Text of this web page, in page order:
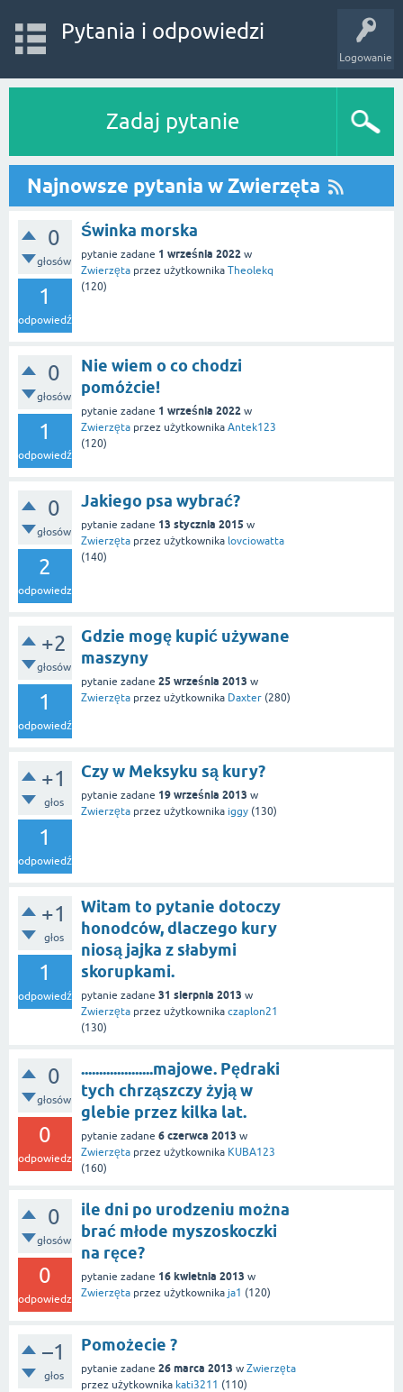
Logowanie
Pytania i odpowiedzi
Zadaj pytanie
Najnowsze pytania w Zwierzęta
0
głosów
1
odpowiedź
Świnka morska
pytanie zadane 1 września 2022 w
Zwierzęta przez użytkownika Theolekq
(120)
0
głosów
1
odpowiedź
Nie wiem o co chodzi
pomóżcie!
pytanie zadane 1 września 2022 w
Zwierzęta przez użytkownika Antek123
(120)
0
głosów
2
odpowiedzi
Jakiego psa wybrać?
pytanie zadane 13 stycznia 2015 w
Zwierzęta przez użytkownika lovciowatta
(140)
+2
głosów
1
odpowiedź
Gdzie mogę kupić używane
maszyny
pytanie zadane 25 września 2013 w
Zwierzęta przez użytkownika Daxter (280)
+1
głos
1
odpowiedź
Czy w Meksyku są kury?
pytanie zadane 19 września 2013 w
Zwierzęta przez użytkownika iggy (130)
+1
głos
1
odpowiedź
Witam to pytanie dotoczy
honodców, dlaczego kury
niosą jajka z słabymi
skorupkami.
pytanie zadane 31 sierpnia 2013 w
Zwierzęta przez użytkownika czaplon21
(130)
0
głosów
0
odpowiedzi
....................majowe. Pędraki
tych chrząszczy żyją w
glebie przez kilka lat.
pytanie zadane 6 czerwca 2013 w
Zwierzęta przez użytkownika KUBA123
(160)
0
głosów
0
odpowiedzi
ile dni po urodzeniu można
brać młode myszoskoczki
na ręce?
pytanie zadane 16 kwietnia 2013 w
Zwierzęta przez użytkownika ja1 (120)
–1
głos
Pomożecie ?
pytanie zadane 26 marca 2013 w Zwierzęta
przez użytkownika kati3211 (110)